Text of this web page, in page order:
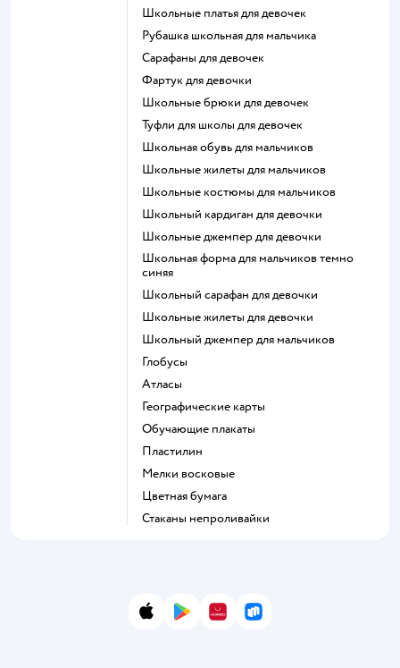
Школьные платья для девочек
Рубашка школьная для мальчика
Сарафаны для девочек
Фартук для девочки
Школьные брюки для девочек
Туфли для школы для девочек
Школьная обувь для мальчиков
Школьные жилеты для мальчиков
Школьные костюмы для мальчиков
Школьный кардиган для девочки
Школьные джемпер для девочки
Школьная форма для мальчиков темно
синяя
Школьный сарафан для девочки
Школьные жилеты для девочки
Школьный джемпер для мальчиков
Глобусы
Атласы
Географические карты
Обучающие плакаты
Пластилин
Мелки восковые
Цветная бумага
Стаканы непроливайки
App StoreGoogle Play
AppGallery
RuStore